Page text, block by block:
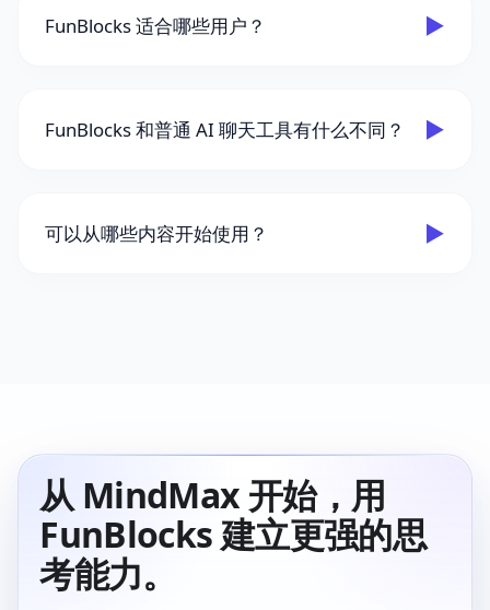
FunBlocks 适合哪些用户？ ▶
FunBlocks 和普通 AI 聊天工具有什么不同？ ▶
可以从哪些内容开始使用？ ▶
从 MindMax 开始，用
FunBlocks 建立更强的思
考能力。